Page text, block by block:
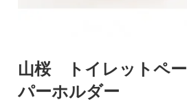
山桜 トイレットペー
パーホルダー